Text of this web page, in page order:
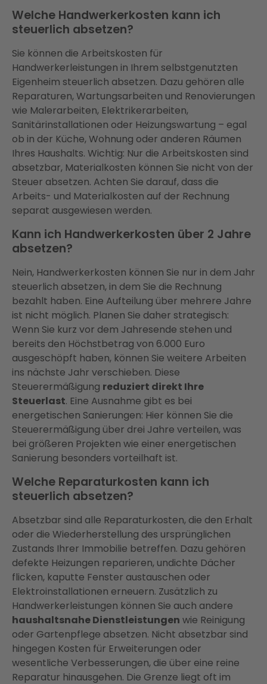
Welche Handwerkerkosten kann ich
steuerlich absetzen?
Sie können die Arbeitskosten für
Handwerkerleistungen in Ihrem selbstgenutzten
Eigenheim steuerlich absetzen. Dazu gehören alle
Reparaturen, Wartungsarbeiten und Renovierungen
wie Malerarbeiten, Elektrikerarbeiten,
Sanitärinstallationen oder Heizungswartung – egal
ob in der Küche, Wohnung oder anderen Räumen
Ihres Haushalts. Wichtig: Nur die Arbeitskosten sind
absetzbar, Materialkosten können Sie nicht von der
Steuer absetzen. Achten Sie darauf, dass die
Arbeits- und Materialkosten auf der Rechnung
separat ausgewiesen werden.
Kann ich Handwerkerkosten über 2 Jahre
absetzen?
Nein, Handwerkerkosten können Sie nur in dem Jahr
steuerlich absetzen, in dem Sie die Rechnung
bezahlt haben. Eine Aufteilung über mehrere Jahre
ist nicht möglich. Planen Sie daher strategisch:
Wenn Sie kurz vor dem Jahresende stehen und
bereits den Höchstbetrag von 6.000 Euro
ausgeschöpft haben, können Sie weitere Arbeiten
ins nächste Jahr verschieben. Diese
Steuerermäßigung reduziert direkt Ihre
Steuerlast. Eine Ausnahme gibt es bei
energetischen Sanierungen: Hier können Sie die
Steuerermäßigung über drei Jahre verteilen, was
bei größeren Projekten wie einer energetischen
Sanierung besonders vorteilhaft ist.
Welche Reparaturkosten kann ich
steuerlich absetzen?
Absetzbar sind alle Reparaturkosten, die den Erhalt
oder die Wiederherstellung des ursprünglichen
Zustands Ihrer Immobilie betreffen. Dazu gehören
defekte Heizungen reparieren, undichte Dächer
flicken, kaputte Fenster austauschen oder
Elektroinstallationen erneuern. Zusätzlich zu
Handwerkerleistungen können Sie auch andere
haushaltsnahe Dienstleistungen wie Reinigung
oder Gartenpflege absetzen. Nicht absetzbar sind
hingegen Kosten für Erweiterungen oder
wesentliche Verbesserungen, die über eine reine
Reparatur hinausgehen. Die Grenze liegt oft im